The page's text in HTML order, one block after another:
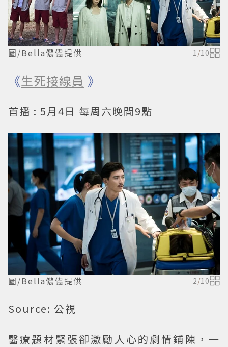
圖/Bella儂儂提供 1/10
《生死接線員 》
首播 : 5月4日 每周六晚間9點
圖/Bella儂儂提供 2/10
Source: 公視
醫療題材緊張卻激勵人心的劇情鋪陳，一